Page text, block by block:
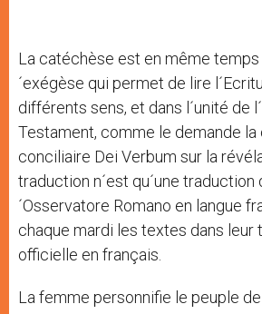
La catéchèse est en même temps
´exégèse qui permet de lire
différents sens, et dans l´unité de
Testament, comme le demande
conciliaire Dei Verbum sur la
traduction n´est qu´une traduction
´Osservatore Romano en langue
chaque mardi les textes dans leur
officielle en français.
La femme personnifie le peuple